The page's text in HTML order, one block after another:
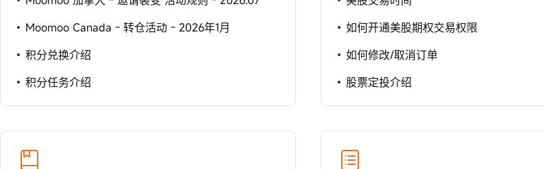
Moomoo Canada - 转仓活动 - 2026年1月
积分兑换介绍
积分任务介绍
如何开通美股期权交易权限
如何修改/取消订单
股票定投介绍